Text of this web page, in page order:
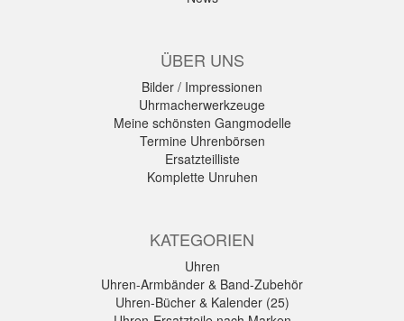
ÜBER UNS
Bilder / Impressionen
Uhrmacherwerkzeuge
Meine schönsten Gangmodelle
Termine Uhrenbörsen
Ersatzteilliste
Komplette Unruhen
KATEGORIEN
Uhren
Uhren-Armbänder & Band-Zubehör
Uhren-Bücher & Kalender (25)